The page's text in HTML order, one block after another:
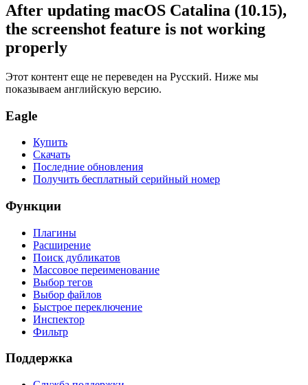
After updating macOS Catalina (10.15),
the screenshot feature is not working
properly
Этот контент еще не переведен на Русский. Ниже мы
показываем английскую версию.
Eagle
Купить
Скачать
Последние обновления
Получить бесплатный серийный номер
Функции
Плагины
Расширение
Поиск дубликатов
Массовое переименование
Выбор тегов
Выбор файлов
Быстрое переключение
Инспектор
Фильтр
Поддержка